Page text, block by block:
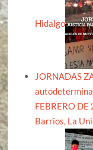
Hidalgo
JORNADAS
FEBRERO
Barrios, La